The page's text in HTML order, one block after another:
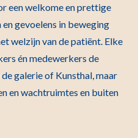
een welkome en prettige
gevoelens in beweging
welzijn van de patiënt. Elke
én medewerkers de
galerie of Kunsthal, maar
en wachtruimtes en buiten